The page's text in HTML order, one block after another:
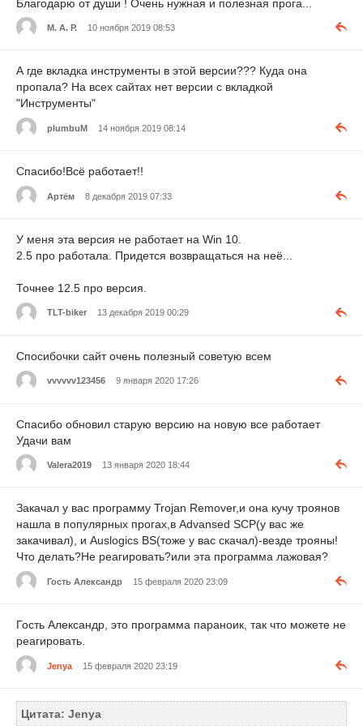
Благодарю от души ! Очень нужная и полезная прога...
М. А. Р. 10 ноября 2019 08:53
А где вкладка инструменты в этой версии??? Куда она
пропала? На всех сайтах нет версии с вкладкой
"Инструменты"
plumbuM 14 ноября 2019 08:14
Спасибо!Всё работает!!
Артём 8 декабря 2019 07:33
У меня эта версия не работает на Win 10.
2.5 про работала. Придется возвращаться на неё...
Точнее 12.5 про версия.
TLT-biker 13 декабря 2019 00:29
Спосибочки сайт очень полезный советую всем
vvvvvv123456 9 января 2020 17:26
Спасибо обновил старую версию на новую все работает
Удачи вам
Valera2019 13 января 2020 18:44
Закачал у вас программу Trojan Remover,и она кучу троянов
нашла в популярных прогах,в Advansed SCP(у вас же
закачивал), и Auslogics BS(тоже у вас скачал)-везде трояны!
Что делать?Не реагировать?или эта программа лажовая?
Гость Александр 15 февраля 2020 23:09
Гость Александр, это программа параноик, так что можете не
реагировать.
Jenya 15 февраля 2020 23:19
Цитата: Jenya